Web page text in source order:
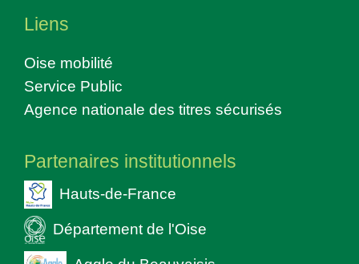
Liens
Oise mobilité
Service Public
Agence nationale des titres sécurisés
Partenaires institutionnels
Hauts-de-France
Département de l'Oise